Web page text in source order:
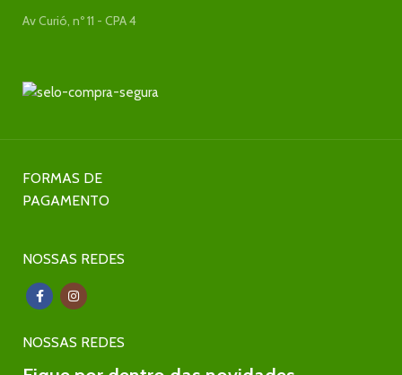
Av Curió, nº 11 - CPA 4
FORMAS DE
PAGAMENTO
NOSSAS REDES
NOSSAS REDES